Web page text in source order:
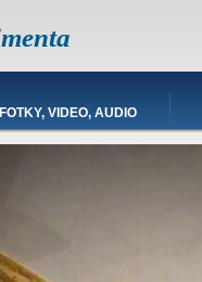
FOTKY, VIDEO, AUDIO